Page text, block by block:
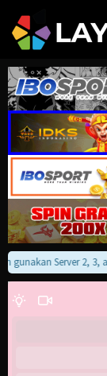
konten
Server 2, 3,